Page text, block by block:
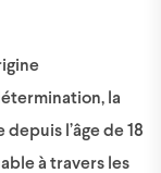
la
l’âge de 18
à travers les